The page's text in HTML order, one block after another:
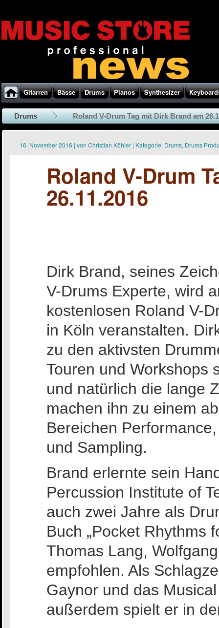
Gitarren Bässe Drums Pianos Synthesizer
Drums Roland V-Drum Tag mit Dirk Brand am
16. November 2016 | von Christian Köhler | Kategorie: Drums, Drums
Roland V-Drum
26.11.2016
Dirk Brand, seines
V-Drums Experte, wird
kostenlosen Roland V-
in Köln veranstalten.
zu den aktivsten
Touren und Workshops
und natürlich die lange
machen ihn zu einem
Bereichen
und Sampling.
Brand erlernte sein
Percussion Institute of
auch zwei Jahre als
Buch „Pocket Rhythms
Thomas Lang,
empfohlen. Als
Gaynor und das
außerdem spielt er in